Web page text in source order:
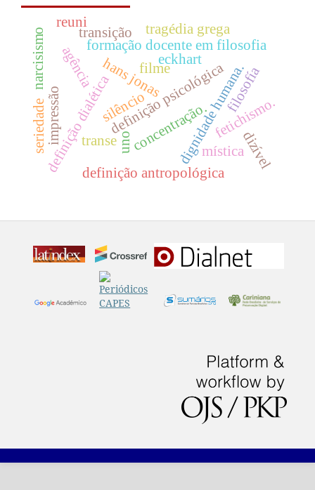
hans jonas dignidade humana.
definição psicológica
definição dialéticadefinição antropológica
formação docente em filosofia
concentração.
transe
filme
agência
fetichismo.
uno
silêncio
mística
eckhart
dizível
transição
impressão
narcisismo
seriedade
tragédia grega
filosofía
reuni